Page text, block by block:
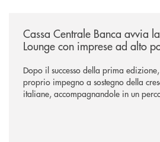
Cassa Centrale Banca avvia
Lounge con imprese ad alto
Dopo il successo della prima
proprio impegno a sostegno della
italiane, accompagnandole in un